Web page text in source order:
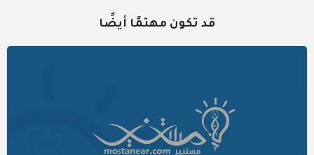
قد تكون مهتمًا أيضًا